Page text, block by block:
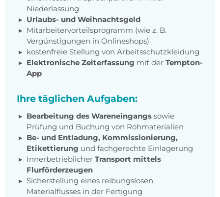
Niederlassung
Urlaubs- und Weihnachtsgeld
Mitarbeitervorteilsprogramm (wie z. B.
Vergünstigungen in Onlineshops)
kostenfreie Stellung von Arbeitsschutzkleidung
Elektronische Zeiterfassung mit der Tempton-
App
Ihre täglichen Aufgaben:
Bearbeitung des Wareneingangs sowie
Prüfung und Buchung von Rohmaterialien
Be- und Entladung, Kommissionierung,
Etikettierung und fachgerechte Einlagerung
Innerbetrieblicher Transport mittels
Flurförderzeugen
Sicherstellung eines reibungslosen
Materialflusses in der Fertigung